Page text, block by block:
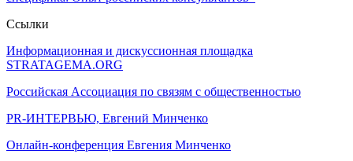
Ссылки
Информационная и дискуссионная площадка
STRATAGEMA.ORG
Российская Ассоциация по связям с общественностью
PR-ИНТЕРВЬЮ, Евгений Минченко
Онлайн-конференция Евгения Минченко